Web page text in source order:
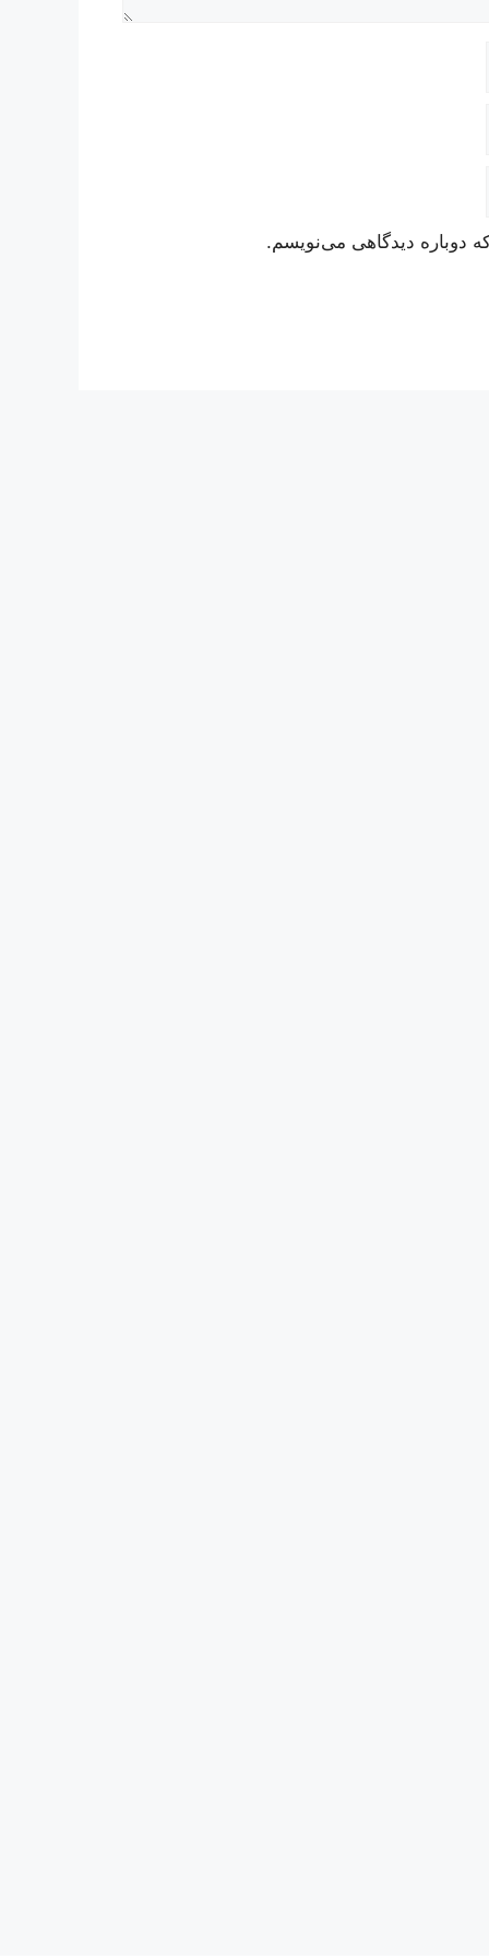
دوباره دیدگاهی می‌نویسم.